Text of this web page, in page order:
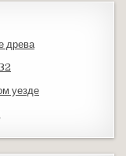
древа
уезде